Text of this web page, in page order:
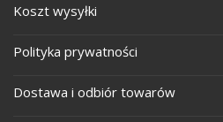
Koszt wysyłki
Polityka prywatności
Dostawa i odbiór towarów